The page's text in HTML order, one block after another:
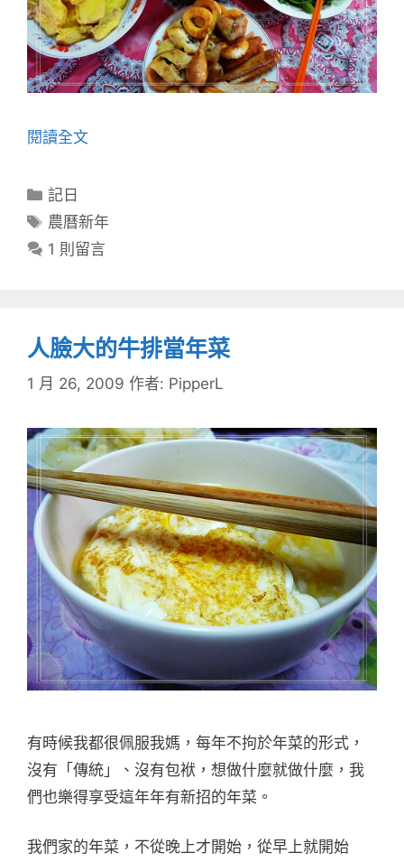
閱讀全文
分
類
記日
標
籤
農曆新年
1 則留言
人臉大的牛排當年菜
1 月 26, 2009 作者: PipperL
有時候我都很佩服我媽，每年不拘於年菜的形式，
沒有「傳統」、沒有包袱，想做什麼就做什麼，我
們也樂得享受這年年有新招的年菜。
我們家的年菜，不從晚上才開始，從早上就開始